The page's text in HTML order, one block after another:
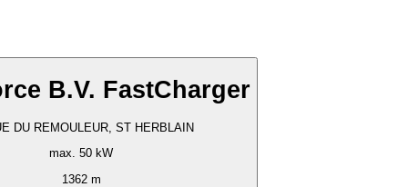
B.V. FastCharger
DU REMOULEUR, ST HERBLAIN
max. 50 kW
1362 m